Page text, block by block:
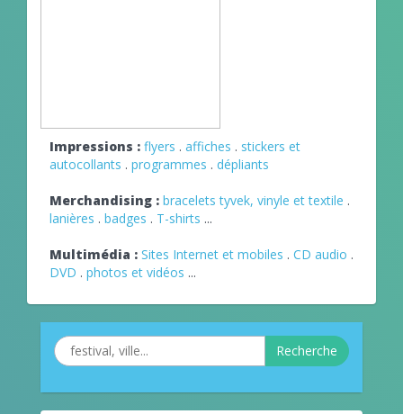
Impressions : flyers . affiches . stickers et
autocollants . programmes . dépliants
Merchandising : bracelets tyvek, vinyle et textile .
lanières . badges . T-shirts ...
Multimédia : Sites Internet et mobiles . CD audio .
DVD . photos et vidéos ...
Recherche